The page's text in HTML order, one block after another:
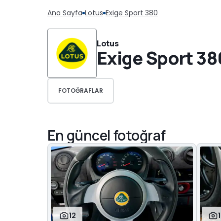
Ana Sayfa Lotus Exige Sport 380
Lotus
Exige Sport
FOTOĞRAFLAR
En güncel fotoğraf
12